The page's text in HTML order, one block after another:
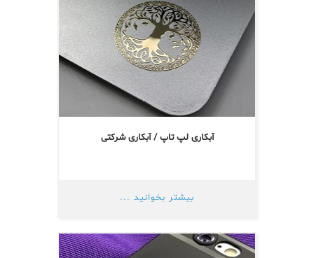
آبکاری لپ تاپ / آبکاری شرکتی
بیشتر بخوانید ...